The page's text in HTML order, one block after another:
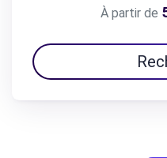
À partir de